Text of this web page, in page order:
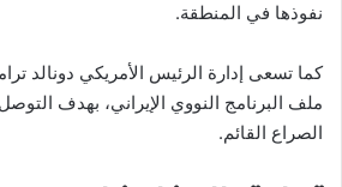
نفوذها في المنطقة.
كما تسعى إدارة الرئيس الأمريكي دونالد
ملف البرنامج النووي الإيراني، بهدف
الصراع القائم.